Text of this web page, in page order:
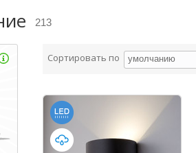
213
Сортировать по умолчанию